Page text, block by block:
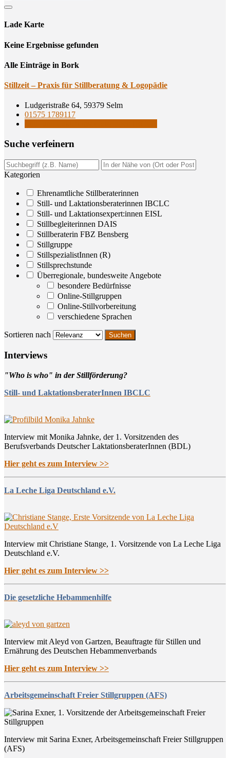
Lade Karte
Кeine Ergebnisse gefunden
Alle Einträge in Bork
Still­zeit – Pra­xis für Still­be­ra­tung & Logopädie
Ludgeristraße 64, 59379 Selm
01575 1789117
Suche ver­fei­nern
Kategorien
Ehrenamtliche Stillberaterinnen
Still- und Laktationsberaterinnen IBCLC
Still- und Laktationsexpert:innen EISL
Stillbegleiterinnen DAIS
Stillberaterin FBZ Bensberg
Stillgruppe
StillspezialistInnen (R)
Stillsprechstunde
Überregionale, bundesweite Angebote
besondere Bedürfnisse
Online-Stillgruppen
Online-Stillvorbereitung
verschiedene Sprachen
Sortieren nach
Inter­views
"Who is who" in der Stillförderung?
Still- und LaktationsberaterInnen IBCLC
Interview mit Monika Jahnke, der 1. Vorsitzenden des
Berufsverbands Deutscher LaktationsberaterInnen (BDL)
Hier geht es zum Interview >>
La Leche Liga Deutschland e.V.
Interview mit Christiane Stange, 1. Vorsitzende von La Leche Liga
Deutschland e.V.
Hier geht es zum Interview >>
Die gesetzliche Hebammenhilfe
Interview mit Aleyd von Gartzen, Beauftragte für Stillen und
Ernährung des Deutschen Hebammenverbands
Hier geht es zum Interview >>
Arbeitsgemeinschaft Freier Stillgruppen (AFS)
Interview mit Sarina Exner, Arbeitsgemeinschaft Freier Stillgruppen
(AFS)